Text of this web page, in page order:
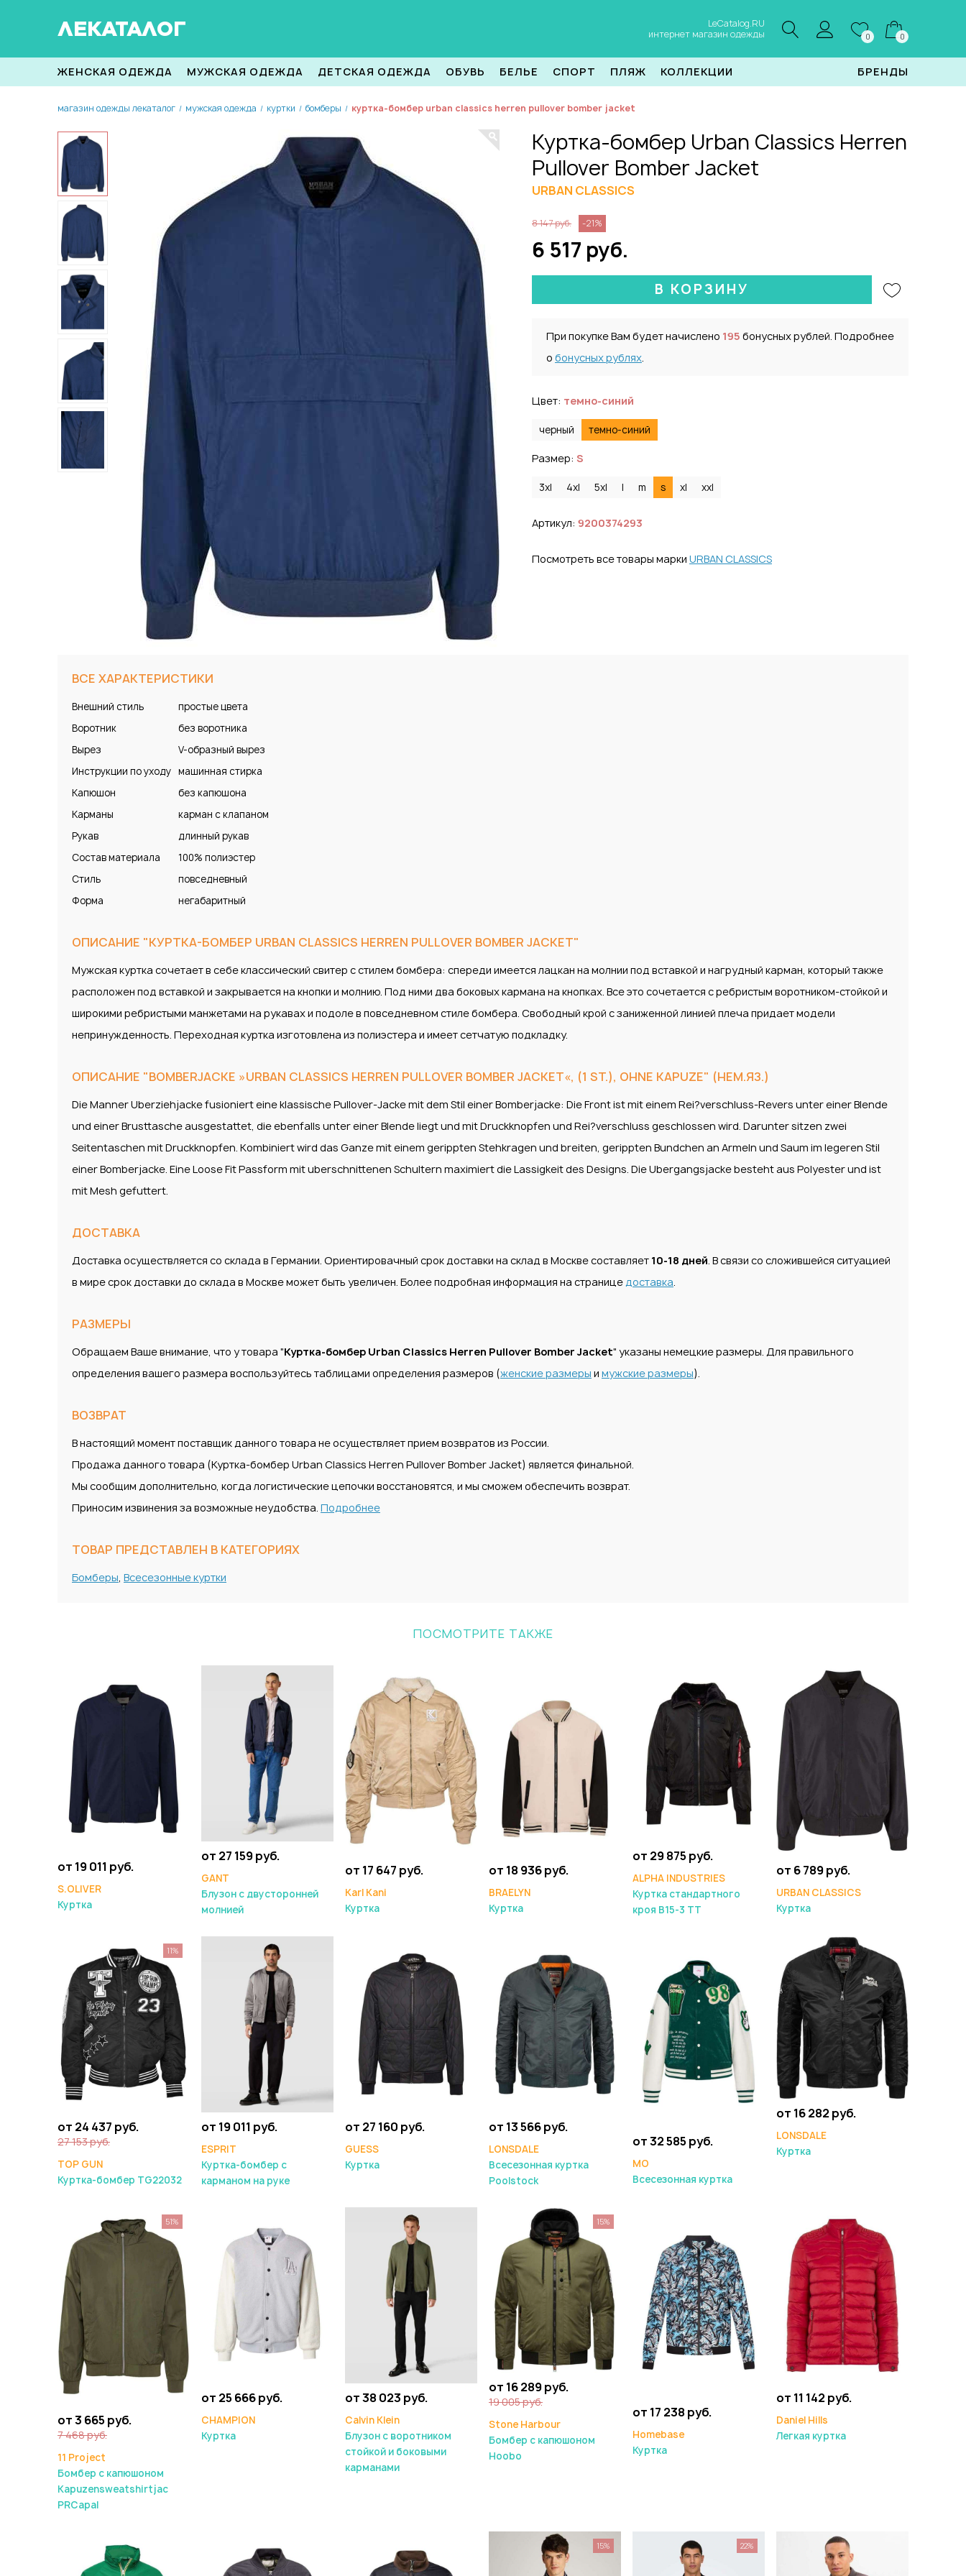
ЛЕКАТАЛОГ
LeCatalog.RU
интернет магазин одежды
0 0
ЖЕНСКАЯ ОДЕЖДА МУЖСКАЯ ОДЕЖДА ДЕТСКАЯ ОДЕЖДА ОБУВЬ БЕЛЬЕ СПОРТ ПЛЯЖ КОЛЛЕКЦИИ БРЕНДЫ
магазин одежды лекаталог / мужская одежда / куртки / бомберы / куртка-бомбер urban classics herren pullover bomber jacket
Куртка-бомбер Urban Classics Herren
Pullover Bomber Jacket
URBAN CLASSICS
8 147 руб. -21%
6 517 руб.
В КОРЗИНУ
При покупке Вам будет начислено 195 бонусных рублей. Подробнее
о бонусных рублях.
Цвет: темно-синий
черный темно-синий
Размер: S
3xl 4xl 5xl l m s xl xxl
Артикул: 9200374293
Посмотреть все товары марки URBAN CLASSICS
ВСЕ ХАРАКТЕРИСТИКИ
Внешний стиль
простые цвета
Воротник
без воротника
Вырез
V-образный вырез
Инструкции по уходу машинная стирка
Капюшон
без капюшона
Карманы
карман с клапаном
Рукав
длинный рукав
Состав материала
100% полиэстер
Стиль
повседневный
Форма
негабаритный
ОПИСАНИЕ "КУРТКА-БОМБЕР URBAN CLASSICS HERREN PULLOVER BOMBER JACKET"
Мужская куртка сочетает в себе классический свитер с стилем бомбера: спереди имеется лацкан на молнии под вставкой и нагрудный карман, который также
расположен под вставкой и закрывается на кнопки и молнию. Под ними два боковых кармана на кнопках. Все это сочетается с ребристым воротником-стойкой и
широкими ребристыми манжетами на рукавах и подоле в повседневном стиле бомбера. Свободный крой с заниженной линией плеча придает модели
непринужденность. Переходная куртка изготовлена из полиэстера и имеет сетчатую подкладку.
ОПИСАНИЕ "BOMBERJACKE »URBAN CLASSICS HERREN PULLOVER BOMBER JACKET«, (1 ST.), OHNE KAPUZE" (НЕМ.ЯЗ.)
Die Manner Uberziehjacke fusioniert eine klassische Pullover-Jacke mit dem Stil einer Bomberjacke: Die Front ist mit einem Rei?verschluss-Revers unter einer Blende
und einer Brusttasche ausgestattet, die ebenfalls unter einer Blende liegt und mit Druckknopfen und Rei?verschluss geschlossen wird. Darunter sitzen zwei
Seitentaschen mit Druckknopfen. Kombiniert wird das Ganze mit einem gerippten Stehkragen und breiten, gerippten Bundchen an Armeln und Saum im legeren Stil
einer Bomberjacke. Eine Loose Fit Passform mit uberschnittenen Schultern maximiert die Lassigkeit des Designs. Die Ubergangsjacke besteht aus Polyester und ist
mit Mesh gefuttert.
ДОСТАВКА
Доставка осуществляется со склада в Германии. Ориентировачный срок доставки на склад в Москве составляет 10-18 дней. В связи со сложившейся ситуацией
в мире срок доставки до склада в Москве может быть увеличен. Более подробная информация на страницедоставка.
РАЗМЕРЫ
Обращаем Ваше внимание, что у товара "Куртка-бомбер Urban Classics Herren Pullover Bomber Jacket" указаны немецкие размеры. Для правильного
определения вашего размера воспользуйтесь таблицами определения размеров (женские размеры и мужские размеры).
ВОЗВРАТ
В настоящий момент поставщик данного товара не осуществляет прием возвратов из России.
Продажа данного товара (Куртка-бомбер Urban Classics Herren Pullover Bomber Jacket) является финальной.
Мы сообщим дополнительно, когда логистические цепочки восстановятся, и мы сможем обеспечить возврат.
Приносим извинения за возможные неудобства. Подробнее
ТОВАР ПРЕДСТАВЛЕН В КАТЕГОРИЯХ
Бомберы, Всесезонные куртки
ПОСМОТРИТЕ ТАКЖЕ
от 19 011 руб.
S.OLIVER
Куртка
от 27 159 руб.
GANT
Блузон с двусторонней
молнией
от 17 647 руб.
Karl Kani
Куртка
от 18 936 руб.
BRAELYN
Куртка
от 29 875 руб.
ALPHA INDUSTRIES
Куртка стандартного
кроя B15-3 TT
от 6 789 руб.
URBAN CLASSICS
Куртка
от 24 437 руб.
27 153 руб.
TOP GUN
Куртка-бомбер TG22032
11%
от 19 011 руб.
ESPRIT
Куртка-бомбер с
карманом на руке
от 27 160 руб.
GUESS
Куртка
от 13 566 руб.
LONSDALE
Всесезонная куртка
Poolstock
от 32 585 руб.
MO
Всесезонная куртка
от 16 282 руб.
LONSDALE
Куртка
от 3 665 руб.
7 468 руб.
11 Project
Бомбер с капюшоном
Kapuzensweatshirtjac
PRCapal
51%
от 25 666 руб.
CHAMPION
Куртка
от 38 023 руб.
Calvin Klein
Блузон с воротником
стойкой и боковыми
карманами
от 16 289 руб.
19 005 руб.
Stone Harbour
Бомбер с капюшоном
Hoobo
15%
от 17 238 руб.
Homebase
Куртка
от 11 142 руб.
Daniel Hills
Легкая куртка
15% 22%